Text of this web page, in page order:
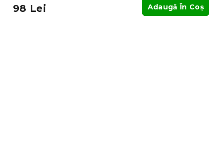
98 Lei Adaugă În Coş